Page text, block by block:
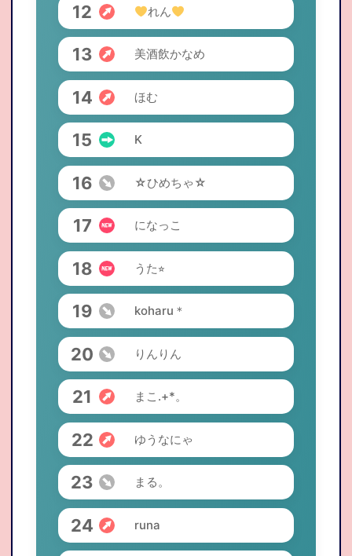
12 れん
13 美酒飲かなめ
14 ほむ
15 K
16 ☆ひめちゃ☆
17 になっこ
18 うた⭐︎
19 koharu＊
20 りんりん
21 まこ.+*。
22 ゆうなにゃ
23 まる。
24 runa